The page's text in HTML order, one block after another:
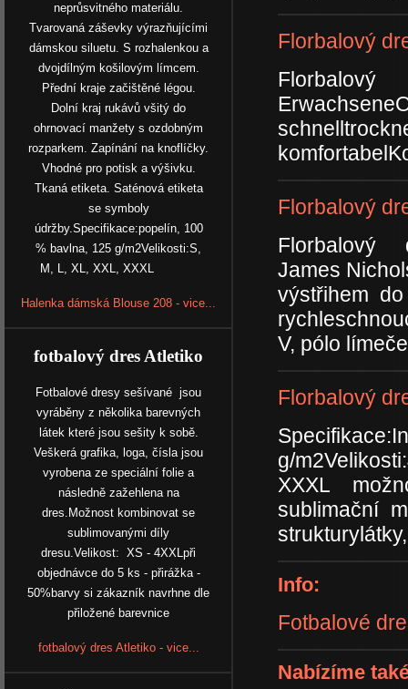
neprůsvitného materiálu.
Tvarovaná záševky výrazňujícími
dámskou siluetu. S rozhalenkou a
dvojdílným košilovým límcem.
Přední kraje začištěné légou.
Dolní kraj rukávů všitý do
ohrnovací manžety s ozdobným
rozparkem. Zapínání na knoflíčky.
Vhodné pro potisk a výšivku.
Tkaná etiketa. Saténová etiketa
se symboly
údržby.Specifikace:popelín, 100
% bavlna, 125 g/m2Velikosti:S,
M, L, XL, XXL, XXXL
Halenka dámská Blouse 208 - vice...
fotbalový dres Atletiko
Fotbalové dresy sešívané jsou
vyráběny z několika barevných
látek které jsou sešity k sobě.
Veškerá grafika, loga, čísla jsou
vyrobena ze speciální folie a
následně zažehlena na
dres.Možnost kombinovat se
sublimovanými díly
dresu.Velikost: XS - 4XXLpři
objednávce do 5 ks - přirážka -
50%barvy si zákazník navrhne dle
přiložené barevnice
fotbalový dres Atletiko - vice...
Florbalový
Florbalový
Florbalový
Florbalový
James
výstřihem
V, pólo
Florbalový
g/
XXXL
sublimační
Info:
Fotbalové
Nabízíme